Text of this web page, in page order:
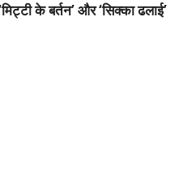
के बर्तन’ और ‘सिक्का ढलाई’